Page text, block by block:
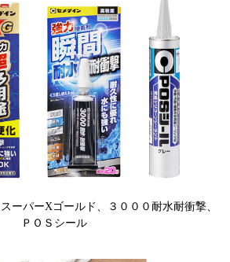
ーパーXゴールド、３０００耐水耐衝撃、
ＰＯＳシール